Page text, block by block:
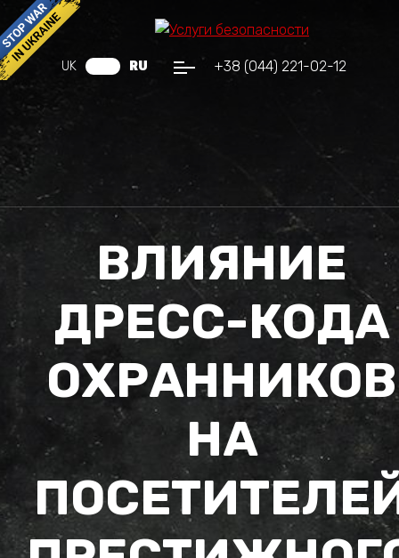
+38 (044) 221-02-12
UK RU
ВЛИЯНИЕ
ДРЕСС-КОДА
ОХРАННИКОВ
НА